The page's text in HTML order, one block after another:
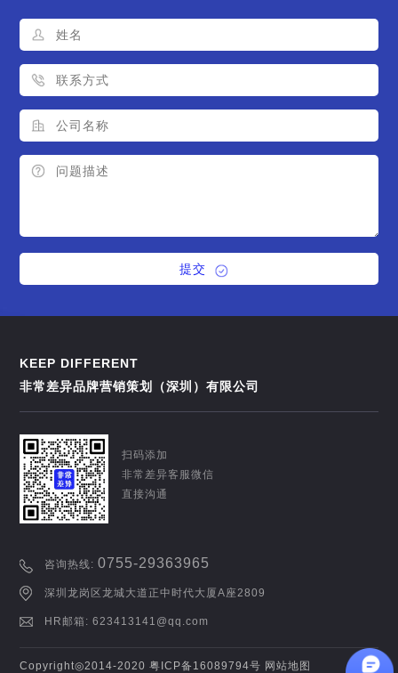
提交
KEEP DIFFERENT
非常差异品牌营销策划（深圳）有限公司
扫码添加
非常差异客服微信
直接沟通
咨询热线: 0755-29363965
深圳龙岗区龙城大道正中时代大厦A座2809
HR邮箱: 623413141@qq.com
Copyright◎2014-2020 粤ICP备16089794号 网站地图